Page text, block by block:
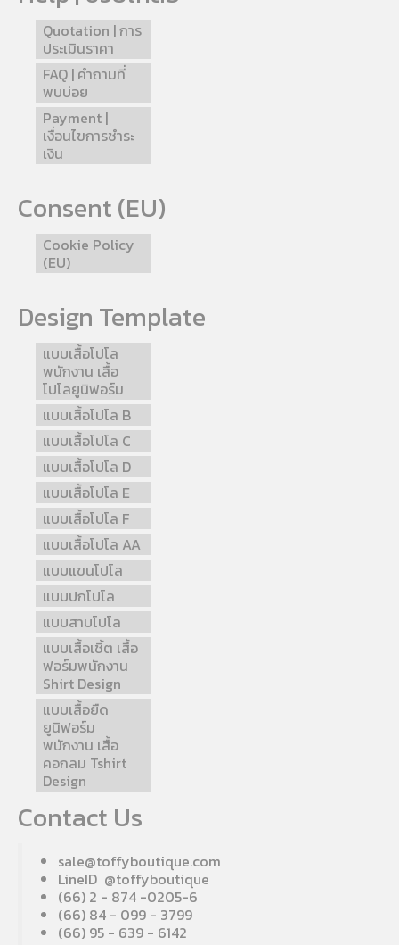
Quotation | การ
ประเมินราคา
FAQ | คำถามที่
พบบ่อย
Payment |
เงื่อนไขการชำระ
เงิน
Consent (EU)
Cookie Policy
(EU)
Design Template
แบบเสื้อโปโล
พนักงาน เสื้อ
โปโลยูนิฟอร์ม
แบบเสื้อโปโล B
แบบเสื้อโปโล C
แบบเสื้อโปโล D
แบบเสื้อโปโล E
แบบเสื้อโปโล F
แบบเสื้อโปโล AA
แบบแขนโปโล
แบบปกโปโล
แบบสาบโปโล
แบบเสื้อเชิ้ต เสื้อ
ฟอร์มพนักงาน
Shirt Design
แบบเสื้อยืด
ยูนิฟอร์ม
พนักงาน เสื้อ
คอกลม Tshirt
Design
Contact Us
sale@toffyboutique.com
LineID @toffyboutique
(66) 2 - 874 -0205-6
(66) 84 - 099 - 3799
(66) 95 - 639 - 6142